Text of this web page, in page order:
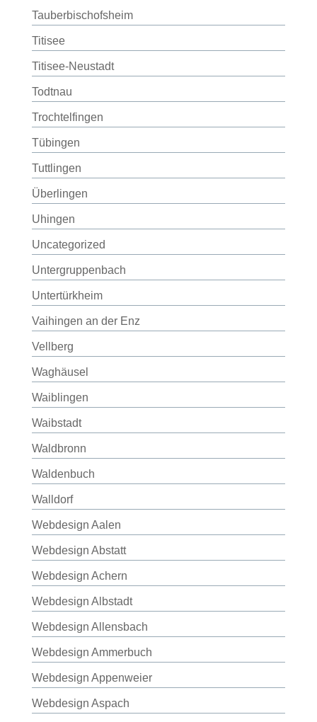
Tauberbischofsheim
Titisee
Titisee-Neustadt
Todtnau
Trochtelfingen
Tübingen
Tuttlingen
Überlingen
Uhingen
Uncategorized
Untergruppenbach
Untertürkheim
Vaihingen an der Enz
Vellberg
Waghäusel
Waiblingen
Waibstadt
Waldbronn
Waldenbuch
Walldorf
Webdesign Aalen
Webdesign Abstatt
Webdesign Achern
Webdesign Albstadt
Webdesign Allensbach
Webdesign Ammerbuch
Webdesign Appenweier
Webdesign Aspach